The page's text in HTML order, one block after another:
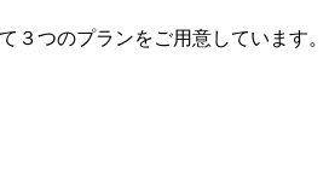
３つのプランをご用意しています。